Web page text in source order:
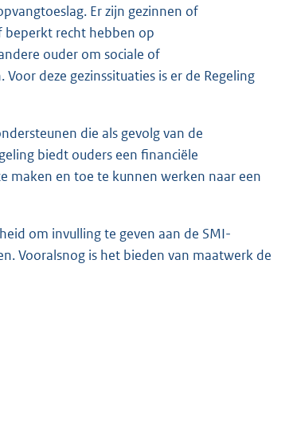
Er zijn gezinnen of
beperkt recht hebben op
ouder om sociale of
deze gezinssituaties is er de Regeling
die als gevolg van de
biedt ouders een financiële
maken en toe te kunnen werken naar een
om invulling te geven aan de SMI-
Vooralsnog is het bieden van maatwerk de